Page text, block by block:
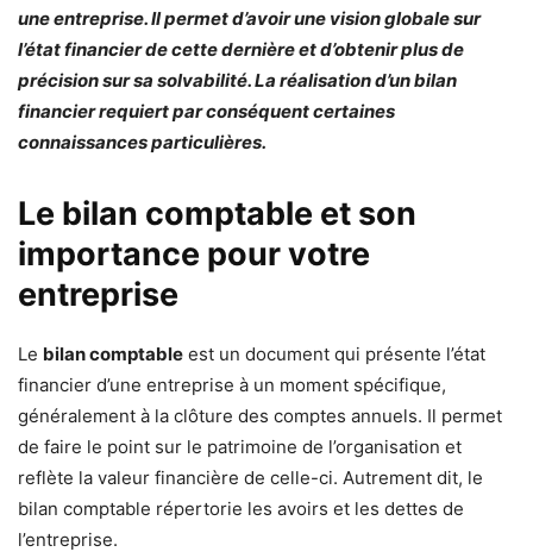
une entreprise. Il permet d’avoir une vision globale sur
l’état financier de cette dernière et d’obtenir plus de
précision sur sa solvabilité. La réalisation d’un bilan
financier requiert par conséquent certaines
connaissances particulières.
Le bilan comptable et son
importance pour votre
entreprise
Le bilan comptable est un document qui présente l’état
financier d’une entreprise à un moment spécifique,
généralement à la clôture des comptes annuels. Il permet
de faire le point sur le patrimoine de l’organisation et
reflète la valeur financière de celle-ci. Autrement dit, le
bilan comptable répertorie les avoirs et les dettes de
l’entreprise.